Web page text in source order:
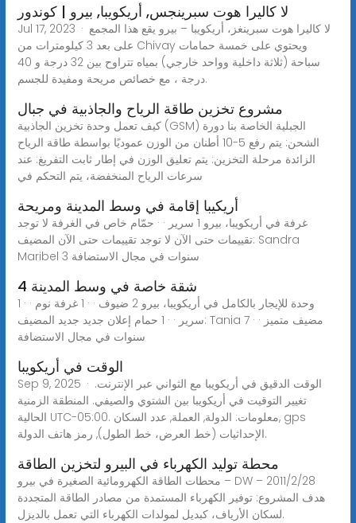
لا كاليرا هوت سبرينجس, أريكويبا, بيرو | كوندور
Jul 17, 2023 · لا كاليرا هوت سبرينغز، أريكويبا – بيرو يقع هذا المجمع
على بعد 3 كيلومترات من Chivay ويحتوي على خمسة حمامات
سباحة (ثلاثة داخلية وواحد خارجي) بمياه تتراوح بين 32 درجة و 40
درجة ، مع خصائص مريحة ومفيدة للجسم.
مشروع تخزين طاقة الرياح والجاذبية في جبال
كيف تعمل وحدة تخزين الجاذبية (GSM) الجبلية الخاصة بنا دورة
الشحن: يتم رفع 5-10 أطنان من الوزن عموديًا بواسطة طاقة الرياح
الزائدة مرحلة التخزين: يتم تعليق الوزن في إطار ثابت التفريغ: عند
سرعات الرياح المنخفضة، يتم التحكم في
أريكيبا إقامة في وسط المدينة ومريحة
غرفة في أريكويبا، بيرو 1 سرير · · حمّام خاص في الغرفة لا توجد
تقييمات حتى الآن لا توجد تقييمات حتى الآن المضيف: Sandra
Maribel 3 سنوات في مجال الاستضافة
شقة خاصة في وسط المدينة 4
وحدة للإيجار بالكامل في أريكويبا، بيرو 2 ضيوف · · 1 غرفة نوم · · 1
سرير · · 1 حمام إعلان جديد جديد المضيف: Tania مضيف متميز · · 7
سنوات في مجال الاستضافة
الوقت في أريكويبا
Sep 9, 2025 · الوقت الدقيق في أريكويبا مع الثواني عبر الإنترنت.
تغيير التوقيت في أريكويبا بين الشتوي والصيفي. المنطقة الزمنية
الحالية UTC-05:00. معلومات: الدولة, العملة, عدد السكان, gps
الإحداثيات (خط العرض، خط الطول), رمز هاتف الدولة.
محطة توليد الكهرباء في البيرو لتخزين الطاقة
محطات الطاقة الكهرومائية الصغيرة في بيرو – DW – 2011/2/28
هدف المشروع: توفير الكهرباء المستمدة من مصادر الطاقة المتجددة
لسكان الأرياف، كبديل لمولدات الكهرباء التي تعمل بالديزل.